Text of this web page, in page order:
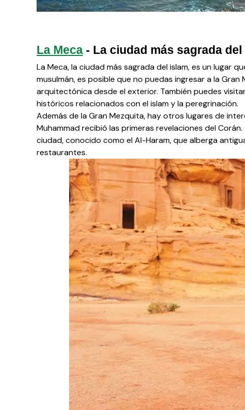
La Meca - La ciudad más sagrada del
La Meca, la ciudad más sagrada del islam, es un lugar
musulmán, es posible que no puedas ingresar a la
arquitectónica desde el exterior. También puedes
históricos relacionados con el islam y la peregrinación.
Además de la Gran Mezquita, hay otros lugares de
Muhammad recibió las primeras revelaciones del
ciudad, conocido como el Al-Haram, que alberga
restaurantes.